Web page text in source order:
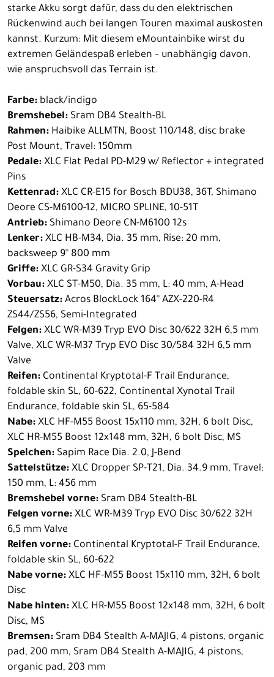
starke Akku sorgt dafür, dass du den elektrischen
Rückenwind auch bei langen Touren maximal auskosten
kannst. Kurzum: Mit diesem eMountainbike wirst du
extremen Geländespaß erleben – unabhängig davon,
wie anspruchsvoll das Terrain ist.
Farbe: black/indigo
Bremshebel: Sram DB4 Stealth-BL
Rahmen: Haibike ALLMTN, Boost 110/148, disc brake
Post Mount, Travel: 150mm
Pedale: XLC Flat Pedal PD-M29 w/ Reflector + integrated
Pins
Kettenrad: XLC CR-E15 for Bosch BDU38, 36T, Shimano
Deore CS-M6100-12, MICRO SPLINE, 10-51T
Antrieb: Shimano Deore CN-M6100 12s
Lenker: XLC HB-M34, Dia. 35 mm, Rise: 20 mm,
backsweep 9° 800 mm
Griffe: XLC GR-S34 Gravity Grip
Vorbau: XLC ST-M50, Dia. 35 mm, L: 40 mm, A-Head
Steuersatz: Acros BlockLock 164° AZX-220-R4
ZS44/ZS56, Semi-Integrated
Felgen: XLC WR-M39 Tryp EVO Disc 30/622 32H 6,5 mm
Valve, XLC WR-M37 Tryp EVO Disc 30/584 32H 6,5 mm
Valve
Reifen: Continental Kryptotal-F Trail Endurance,
foldable skin SL, 60-622, Continental Xynotal Trail
Endurance, foldable skin SL, 65-584
Nabe: XLC HF-M55 Boost 15x110 mm, 32H, 6 bolt Disc,
XLC HR-M55 Boost 12x148 mm, 32H, 6 bolt Disc, MS
Speichen: Sapim Race Dia. 2.0, J-Bend
Sattelstütze: XLC Dropper SP-T21, Dia. 34.9 mm, Travel:
150 mm, L: 456 mm
Bremshebel vorne: Sram DB4 Stealth-BL
Felgen vorne: XLC WR-M39 Tryp EVO Disc 30/622 32H
6,5 mm Valve
Reifen vorne: Continental Kryptotal-F Trail Endurance,
foldable skin SL, 60-622
Nabe vorne: XLC HF-M55 Boost 15x110 mm, 32H, 6 bolt
Disc
Nabe hinten: XLC HR-M55 Boost 12x148 mm, 32H, 6 bolt
Disc, MS
Bremsen: Sram DB4 Stealth A-MAJIG, 4 pistons, organic
pad, 200 mm, Sram DB4 Stealth A-MAJIG, 4 pistons,
organic pad, 203 mm